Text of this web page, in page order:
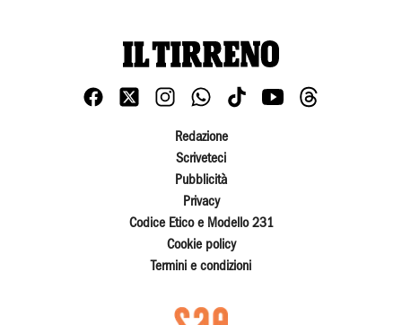
Redazione
Scriveteci
Pubblicità
Privacy
Codice Etico e Modello 231
Cookie policy
Termini e condizioni